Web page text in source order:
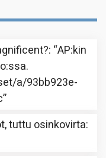
: “AP:kin
a/93bb923e-
”
tuttu osinkovirta: